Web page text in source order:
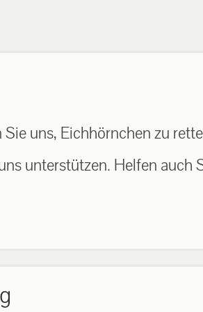
uns, Eichhörnchen zu
unterstützen. Helfen auch